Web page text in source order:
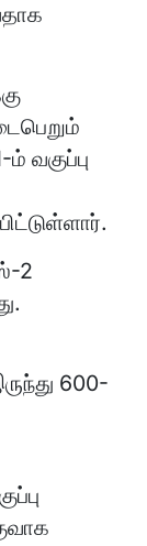
வகுப்பு
2
600-